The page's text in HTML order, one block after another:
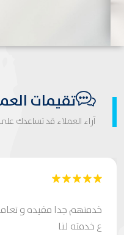
وكالة غيوم
تقيمات
آراء العملاء قد تساعدك على
خدمتهم جدا مفيده و
ع خدمته لنا